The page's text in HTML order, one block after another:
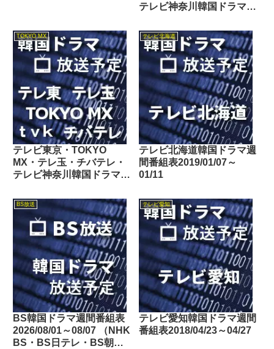
テレビ神奈川韓国ドラマ週
03/31
TOKYO MX
テレビ東京・TOKYO
MX・テレ玉・チバテレ・
テレビ神奈川韓国ドラマ週
08/25
テレビ北海道
テレビ北海道韓国ドラマ週
間番組表2019/01/07～
01/11
BS放送
BS韓国ドラマ週間番組表
2026/08/01～08/07 （NHK
BS・BS日テレ・BS朝
テレビ愛知
テレビ愛知韓国ドラマ週間
番組表2018/04/23～04/27